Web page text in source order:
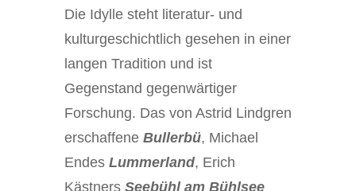
Die Idylle steht literatur- und
kulturgeschichtlich gesehen in einer
langen Tradition und ist
Gegenstand gegenwärtiger
Forschung. Das von Astrid Lindgren
erschaffene Bullerbü, Michael
Endes Lummerland, Erich
Kästners Seebühl am Bühlsee